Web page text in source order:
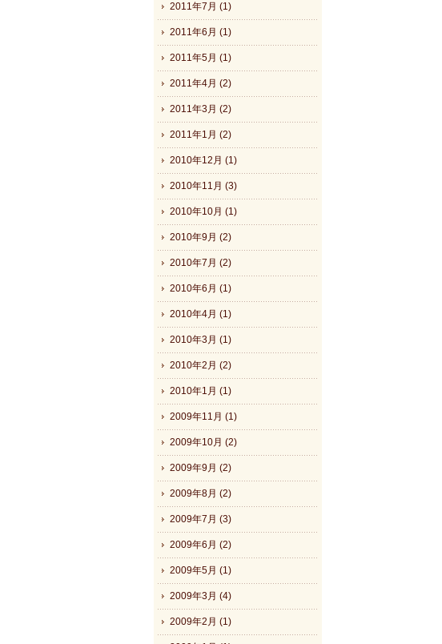
2011年7月 (1)
2011年6月 (1)
2011年5月 (1)
2011年4月 (2)
2011年3月 (2)
2011年1月 (2)
2010年12月 (1)
2010年11月 (3)
2010年10月 (1)
2010年9月 (2)
2010年7月 (2)
2010年6月 (1)
2010年4月 (1)
2010年3月 (1)
2010年2月 (2)
2010年1月 (1)
2009年11月 (1)
2009年10月 (2)
2009年9月 (2)
2009年8月 (2)
2009年7月 (3)
2009年6月 (2)
2009年5月 (1)
2009年3月 (4)
2009年2月 (1)